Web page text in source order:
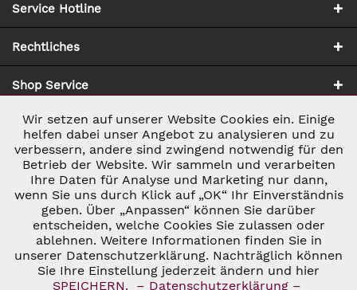
Service Hotline
Rechtliches
Shop Service
Zahlung & Versand
* ALLE PREISE INKL. GESETZL. UMSATZSTEUER ZZGL.
VERSANDKOSTEN UND GGF. NACHNAHMEGEBÜHREN, WENN NICHT
ANDERS BESCHRIEBEN
© 2026 C&D WEINHANDEL - ALL RIGHTS RESERVED. THEME BY
Notwendig Aktiv
Marketing Inaktiv
Tracking Inaktiv
Personalisierung Inaktiv
Wir setzen auf unserer Website Cookies ein. Einige
helfen dabei unser Angebot zu analysieren und zu
verbessern, andere sind zwingend notwendig für den
Betrieb der Website. Wir sammeln und verarbeiten
Ihre Daten für Analyse und Marketing nur dann,
wenn Sie uns durch Klick auf „OK“ Ihr Einverständnis
geben. Über „Anpassen“ können Sie darüber
entscheiden, welche Cookies Sie zulassen oder
ablehnen. Weitere Informationen finden Sie in
unserer Datenschutzerklärung. Nachträglich können
Sie Ihre Einstellung jederzeit ändern und hier
SPEICHERN.
– Datenschutzerklärung –